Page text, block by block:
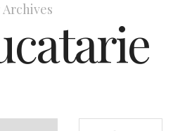
Archives